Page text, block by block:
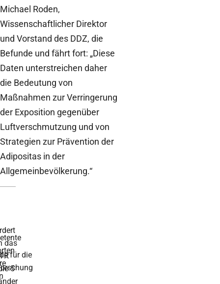
Michael Roden,
Wissenschaftlicher Direktor
und Vorstand des DDZ, die
Befunde und fährt fort: „Diese
Daten unterstreichen daher
die Bedeutung von
Maßnahmen zur Verringerung
der Exposition gegenüber
Luftverschmutzung und von
Strategien zur Prävention der
Adipositas in der
Allgemeinbevölkerung.“
für die
das
5